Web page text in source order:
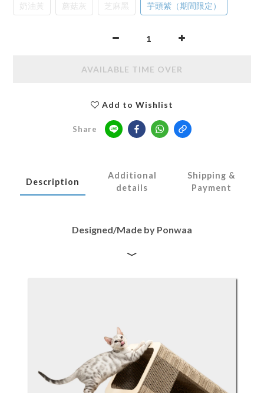
奶油黃 蘑菇灰 芝麻黑 芋頭紫（期間限定）
AVAILABLE TIME OVER
Add to Wishlist
Share
Description
Additional
details
Shipping &
Payment
Designed/Made by Ponwaa
﹀